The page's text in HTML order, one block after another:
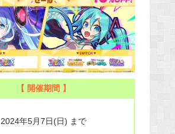
【 開催期間 】
2024年5月7日(日) まで